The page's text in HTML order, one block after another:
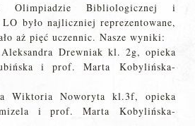
Bibliologicznej i
było najliczniej reprezentowane,
aż pięć uczennic. Nasze wyniki:
Drewniak kl. 2g, opieka
i prof. Marta Kobylińska-
Wiktoria Noworyta kl.3f, opieka
i prof. Marta Kobylińska-